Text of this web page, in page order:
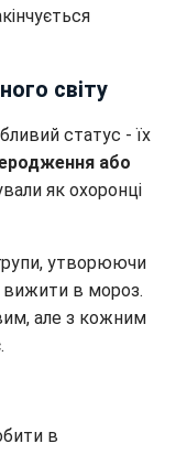
світу
статус - їх
або
як охоронці
утворюючи
вижити в мороз.
але з кожним
в